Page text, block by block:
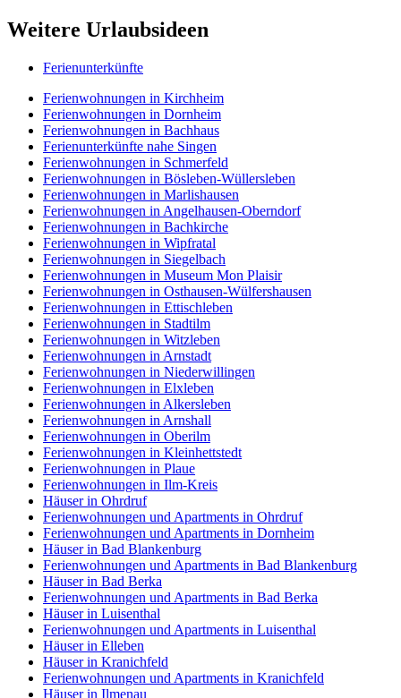
Weitere Urlaubsideen
Ferienunterkünfte
Ferienwohnungen in Kirchheim
Ferienwohnungen in Dornheim
Ferienwohnungen in Bachhaus
Ferienunterkünfte nahe Singen
Ferienwohnungen in Schmerfeld
Ferienwohnungen in Bösleben-Wüllersleben
Ferienwohnungen in Marlishausen
Ferienwohnungen in Angelhausen-Oberndorf
Ferienwohnungen in Bachkirche
Ferienwohnungen in Wipfratal
Ferienwohnungen in Siegelbach
Ferienwohnungen in Museum Mon Plaisir
Ferienwohnungen in Osthausen-Wülfershausen
Ferienwohnungen in Ettischleben
Ferienwohnungen in Stadtilm
Ferienwohnungen in Witzleben
Ferienwohnungen in Arnstadt
Ferienwohnungen in Niederwillingen
Ferienwohnungen in Elxleben
Ferienwohnungen in Alkersleben
Ferienwohnungen in Arnshall
Ferienwohnungen in Oberilm
Ferienwohnungen in Kleinhettstedt
Ferienwohnungen in Plaue
Ferienwohnungen in Ilm-Kreis
Häuser in Ohrdruf
Ferienwohnungen und Apartments in Ohrdruf
Ferienwohnungen und Apartments in Dornheim
Häuser in Bad Blankenburg
Ferienwohnungen und Apartments in Bad Blankenburg
Häuser in Bad Berka
Ferienwohnungen und Apartments in Bad Berka
Häuser in Luisenthal
Ferienwohnungen und Apartments in Luisenthal
Häuser in Elleben
Häuser in Kranichfeld
Ferienwohnungen und Apartments in Kranichfeld
Häuser in Ilmenau